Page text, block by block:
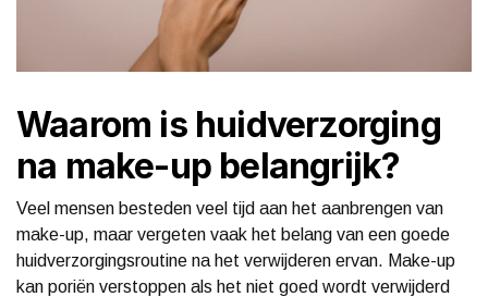
Waarom is huidverzorging
na make-up belangrijk?
Veel mensen besteden veel tijd aan het aanbrengen van
make-up, maar vergeten vaak het belang van een goede
huidverzorgingsroutine na het verwijderen ervan. Make-up
kan poriën verstoppen als het niet goed wordt verwijderd